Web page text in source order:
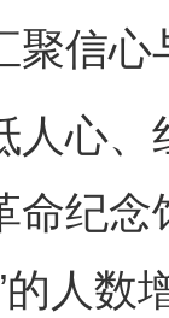
聚信心
心、
命纪
的人